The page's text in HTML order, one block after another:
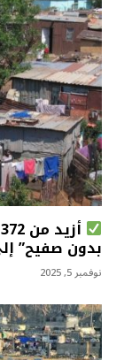
بدون صفيح” إلى
نوفمبر 5, 2025